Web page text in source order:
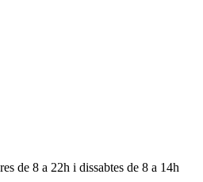
de 8 a 22h i dissabtes de 8 a 14h